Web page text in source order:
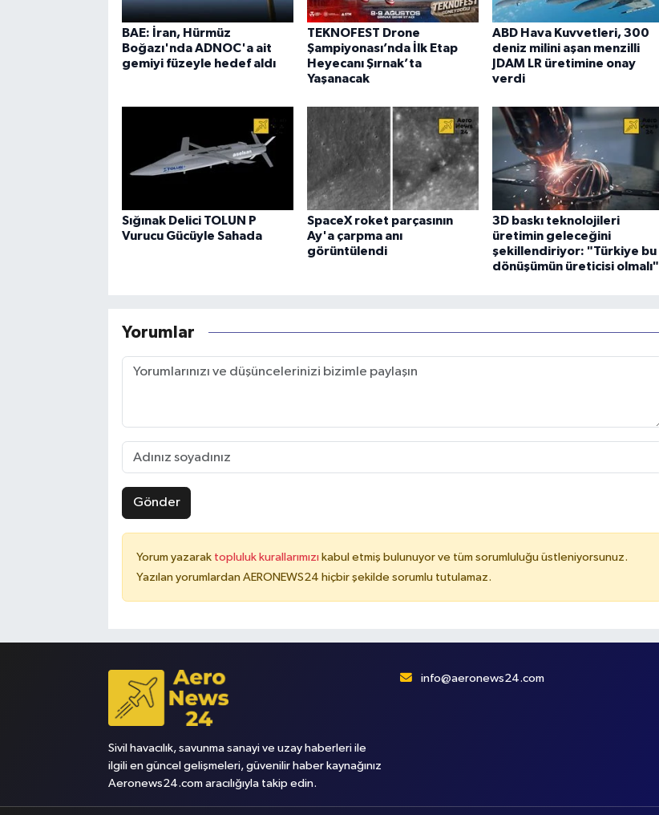
BAE: İran, Hürmüz
Boğazı'nda ADNOC'a ait
gemiyi füzeyle hedef aldı
TEKNOFEST Drone
Şampiyonası’nda İlk Etap
Heyecanı Şırnak’ta
Yaşanacak
ABD Hava Kuvvetleri, 300
deniz milini aşan menzilli
JDAM LR üretimine onay
verdi
Sığınak Delici TOLUN P
Vurucu Gücüyle Sahada
SpaceX roket parçasının
Ay'a çarpma anı
görüntülendi
3D baskı teknolojileri
üretimin geleceğini
şekillendiriyor: "Türkiye bu
dönüşümün üreticisi olmalı"
Yorumlar
Gönder
Yorum yazarak topluluk kurallarımızı kabul etmiş bulunuyor ve tüm sorumluluğu üstleniyorsunuz.
Yazılan yorumlardan AERONEWS24 hiçbir şekilde sorumlu tutulamaz.
Sivil havacılık, savunma sanayi ve uzay haberleri ile
ilgili en güncel gelişmeleri, güvenilir haber kaynağınız
Aeronews24.com aracılığıyla takip edin.
info@aeronews24.com